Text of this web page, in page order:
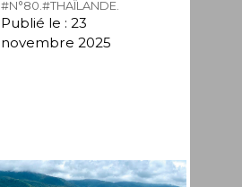
#N°80.#THAÏLANDE.
Publié le : 23
novembre 2025